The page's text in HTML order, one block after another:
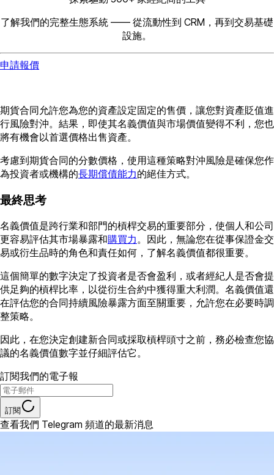
了解我們的完整生態系統 —— 從流動性到 CRM，再到交易基礎
設施。
申請報價
期貨合同允許您為您的資產設定固定的售價，讓您對資產貶值進
行風險對沖。結果，即使其名義價值與市場價值變得不利，您也
將有機會以首選價格出售資產。
考慮到期貨合同的分數價格，使用這種策略對沖風險是確保您作
為投資者或機構的長期償債能力的絕佳方式。
最終思考
名義價值是跨行業和部門的槓桿交易的重要部分，使個人和公司
更容易評估其市場暴露和購買力。因此，無論您在從事保證金交
易或衍生品時的角色和責任如何，了解名義價值都很重要。
這個簡單的數字決定了投資者是否會盈利，或者經紀人是否會提
供足夠的槓桿比率，以從衍生合約中獲得重大利潤。名義價值還
在評估您的合同持續風險暴露方面至關重要，允許您在必要時調
整策略。
因此，在您決定創建新合同或採取槓桿頭寸之前，務必檢查您協
議的名義價值數字並仔細評估它。
訂閱我們的電子報
訂閱
查看我們 Telegram 頻道的最新消息